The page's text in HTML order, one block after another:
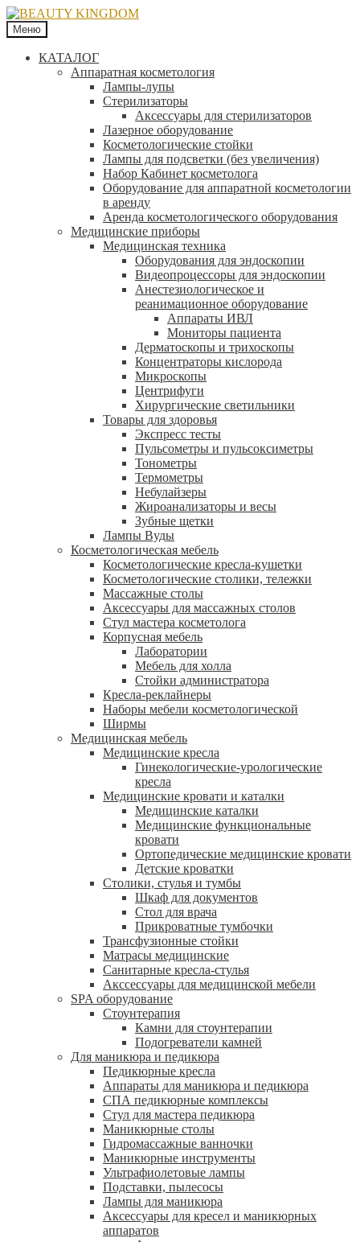
Меню
КАТАЛОГ
Аппаратная косметология
Лампы-лупы
Стерилизаторы
Аксессуары для стерилизаторов
Лазерное оборудование
Косметологические стойки
Лампы для подсветки (без увеличения)
Набор Кабинет косметолога
Оборудование для аппаратной косметологии
в аренду
Аренда косметологического оборудования
Медицинские приборы
Медицинская техника
Оборудования для эндоскопии
Видеопроцессоры для эндоскопии
Анестезиологическое и
реанимационное оборудование
Аппараты ИВЛ
Мониторы пациента
Дерматоскопы и трихоскопы
Концентраторы кислорода
Микроскопы
Центрифуги
Xирургические светильники
Товары для здоровья
Экспресс тесты
Пульсометры и пульсоксиметры
Тонометры
Термометры
Небулайзеры
Жироанализаторы и весы
Зубные щетки
Лампы Вуды
Косметологическая мебель
Косметологические кресла-кушетки
Косметологические столики, тележки
Массажные столы
Аксессуары для массажных столов
Стул мастера косметолога
Корпусная мебель
Лаборатории
Мебель для холла
Стойки администратора
Кресла-реклайнеры
Наборы мебели косметологической
Ширмы
Медицинская мебель
Медицинские кресла
Гинекологические-урологические
кресла
Медицинские кровати и каталки
Медицинские каталки
Медицинские функциональные
кровати
Ортопедические медицинские кровати
Детские кроватки
Столики, стулья и тумбы
Шкаф для документов
Стол для врача
Прикроватные тумбочки
Трансфузионные стойки
Матрасы медицинские
Санитарные кресла-стулья
Акссессуары для медицинской мебели
SPA оборудование
Стоунтерапия
Камни для стоунтерапии
Подогреватели камней
Для маникюра и педикюра
Педикюрные кресла
Аппараты для маникюра и педикюра
СПА педикюрные комплексы
Стул для мастера педикюра
Маникюрные столы
Гидромассажные ванночки
Маникюрные инструменты
Ультрафиолетовые лампы
Подставки, пылесосы
Лампы для маникюра
Аксессуары для кресел и маникюрных
аппаратов